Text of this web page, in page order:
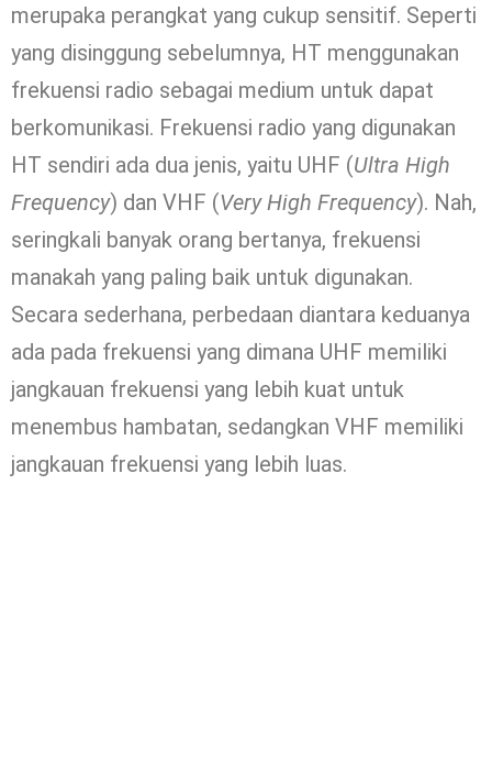
merupaka perangkat yang cukup sensitif. Seperti
yang disinggung sebelumnya, HT menggunakan
frekuensi radio sebagai medium untuk dapat
berkomunikasi. Frekuensi radio yang digunakan
HT sendiri ada dua jenis, yaitu UHF (Ultra High
Frequency) dan VHF (Very High Frequency). Nah,
seringkali banyak orang bertanya, frekuensi
manakah yang paling baik untuk digunakan.
Secara sederhana, perbedaan diantara keduanya
ada pada frekuensi yang dimana UHF memiliki
jangkauan frekuensi yang lebih kuat untuk
menembus hambatan, sedangkan VHF memiliki
jangkauan frekuensi yang lebih luas.